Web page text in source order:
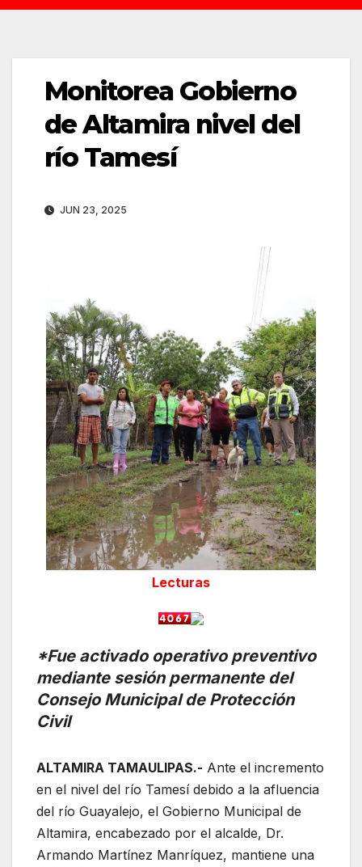
Monitorea Gobierno
de Altamira nivel del
río Tamesí
JUN 23, 2025
Lecturas
*Fue activado operativo preventivo
mediante sesión permanente del
Consejo Municipal de Protección
Civil
ALTAMIRA TAMAULIPAS.- Ante el incremento
en el nivel del río Tamesí debido a la afluencia
del río Guayalejo, el Gobierno Municipal de
Altamira, encabezado por el alcalde, Dr.
Armando Martínez Manríquez, mantiene una